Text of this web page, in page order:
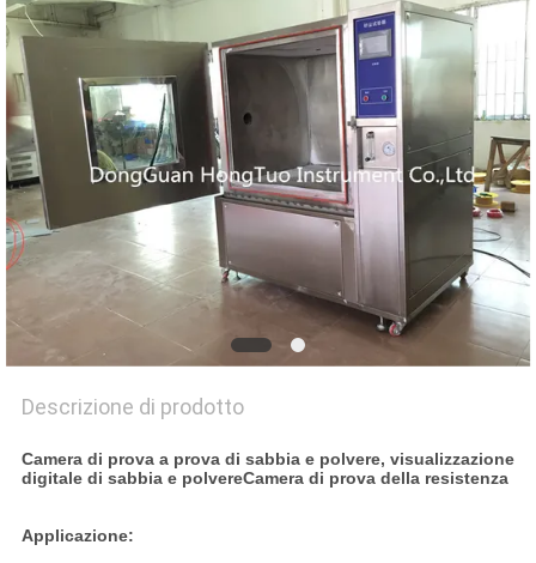
Descrizione di prodotto
Camera di prova a prova di sabbia e polvere, visualizzazione
digitale di sabbia e polvereCamera di prova della resistenza
Applicazione: